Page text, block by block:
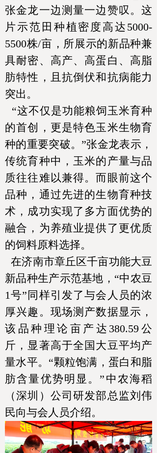
张金龙一边测量一边赞叹。这
片示范田种植密度高达5000-
5500株/亩，所展示的新品种兼
具耐密、高产、高蛋白、高脂
肪特性，且抗倒伏和抗病能力
突出。
“这不仅是功能粮饲玉米育种
的首创，更是特色玉米生物育
种的重要突破。”张金龙表示，
传统育种中，玉米的产量与品
质往往难以兼得。而眼前这个
品种，通过先进的生物育种技
术，成功实现了多方面优势的
融合，为养殖业提供了更优质
的饲料原料选择。
在济南市章丘区千亩功能大豆
新品种生产示范基地，“中农豆
1号”同样引发了与会人员的浓
厚兴趣。现场测产数据显示，
该品种理论亩产达380.59公
斤，显著高于全国大豆平均产
量水平。“颗粒饱满，蛋白和脂
肪含量优势明显。”中农海稻
（深圳）公司研发部总监刘伟
民向与会人员介绍。